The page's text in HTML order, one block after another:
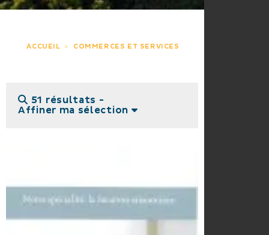
ACCUEIL COMMERCES ET SERVICES
51 résultats -
Affiner ma sélection